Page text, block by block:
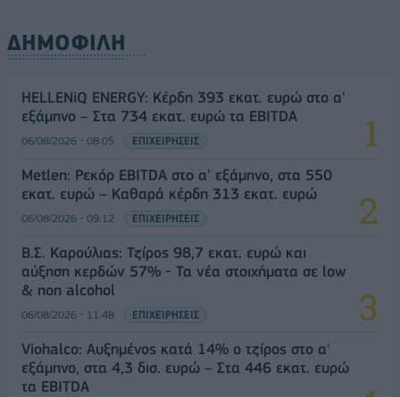
ΔΗΜΟΦΙΛΗ
HELLENiQ ENERGY: Κέρδη 393 εκατ. ευρώ στο α'
εξάμηνο – Στα 734 εκατ. ευρώ τα EBITDA
06/08/2026 - 08:05 ΕΠΙΧΕΙΡΗΣΕΙΣ
Metlen: Ρεκόρ EBITDA στο α' εξάμηνο, στα 550
εκατ. ευρώ – Καθαρά κέρδη 313 εκατ. ευρώ
06/08/2026 - 09:12 ΕΠΙΧΕΙΡΗΣΕΙΣ
Β.Σ. Καρούλιας: Τζίρος 98,7 εκατ. ευρώ και
αύξηση κερδών 57% - Τα νέα στοιχήματα σε low
& non alcohol
06/08/2026 - 11:48 ΕΠΙΧΕΙΡΗΣΕΙΣ
Viohalco: Αυξημένος κατά 14% ο τζίρος στο α'
εξάμηνο, στα 4,3 δισ. ευρώ – Στα 446 εκατ. ευρώ
τα EBITDA